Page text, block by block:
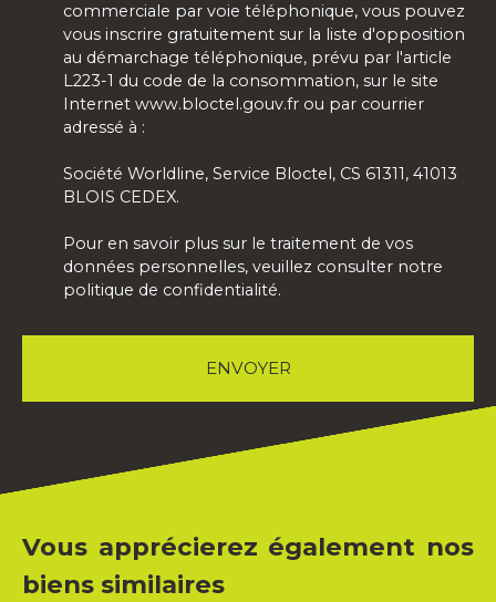
commerciale par voie téléphonique, vous pouvez
vous inscrire gratuitement sur la liste d'opposition
au démarchage téléphonique, prévu par l'article
L223-1 du code de la consommation, sur le site
Internet www.bloctel.gouv.fr ou par courrier
adressé à :
Société Worldline, Service Bloctel, CS 61311, 41013
BLOIS CEDEX.
Pour en savoir plus sur le traitement de vos
données personnelles, veuillez consulter notre
politique de confidentialité.
ENVOYER
Vous apprécierez également nos
biens similaires